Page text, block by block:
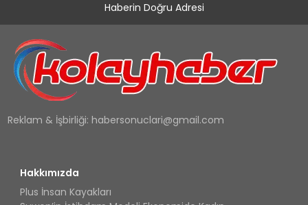
Haberin Doğru Adresi
Reklam & İşbirliği: habersonuclari@gmail.com
Hakkımızda
Plus İnsan Kayakları